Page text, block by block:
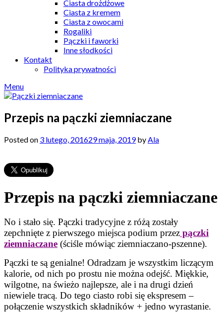
Ciasta drożdżowe
Ciasta z kremem
Ciasta z owocami
Rogaliki
Pączki i faworki
Inne słodkości
Kontakt
Polityka prywatności
Menu
Przepis na pączki ziemniaczane
Posted on 3 lutego, 201629 maja, 2019byAla
Przepis na pączki ziemniaczane
No i stało się. Pączki tradycyjne z różą zostały
zepchnięte z pierwszego miejsca podium przez pączki
ziemniaczane (ściśle mówiąc ziemniaczano-pszenne).
Pączki te są genialne! Odradzam je wszystkim liczącym
kalorie, od nich po prostu nie można odejść. Miękkie,
wilgotne, na świeżo najlepsze, ale i na drugi dzień
niewiele tracą. Do tego ciasto robi się ekspresem –
połączenie wszystkich składników + jedno wyrastanie.